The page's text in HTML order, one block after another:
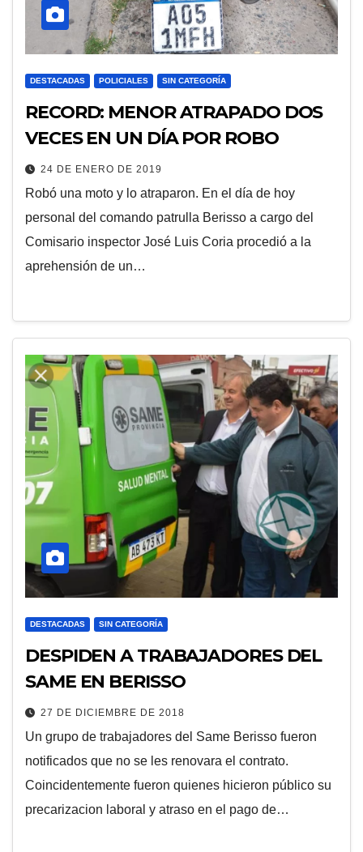
DESTACADAS POLICIALES SIN CATEGORÍA
RECORD: MENOR ATRAPADO DOS
VECES EN UN DÍA POR ROBO
24 DE ENERO DE 2019
Robó una moto y lo atraparon. En el día de hoy
personal del comando patrulla Berisso a cargo del
Comisario inspector José Luis Coria procedió a la
aprehensión de un…
DESTACADAS SIN CATEGORÍA
DESPIDEN A TRABAJADORES DEL
SAME EN BERISSO
27 DE DICIEMBRE DE 2018
Un grupo de trabajadores del Same Berisso fueron
notificados que no se les renovara el contrato.
Coincidentemente fueron quienes hicieron público su
precarizacion laboral y atraso en el pago de…